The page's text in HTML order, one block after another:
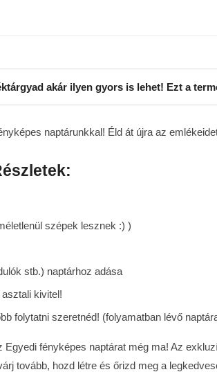
akár ilyen gyors is lehet! Ezt a
naptárunkkal! Éld át újra az
szépek lesznek :) )
stb.) naptárhoz adása
kivitel!
folytatni szeretnéd! (folyamatban lévő
fényképes naptárat még ma! Az
tovább, hozd létre és őrizd meg a